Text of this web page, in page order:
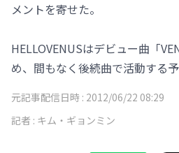
メントを寄せた。
HELLOVENUSはデビュー曲「
め、間もなく後続曲で活動する予
元記事配信日時 : 2012/06/22 08:29
記者 : キム・ギョンミン